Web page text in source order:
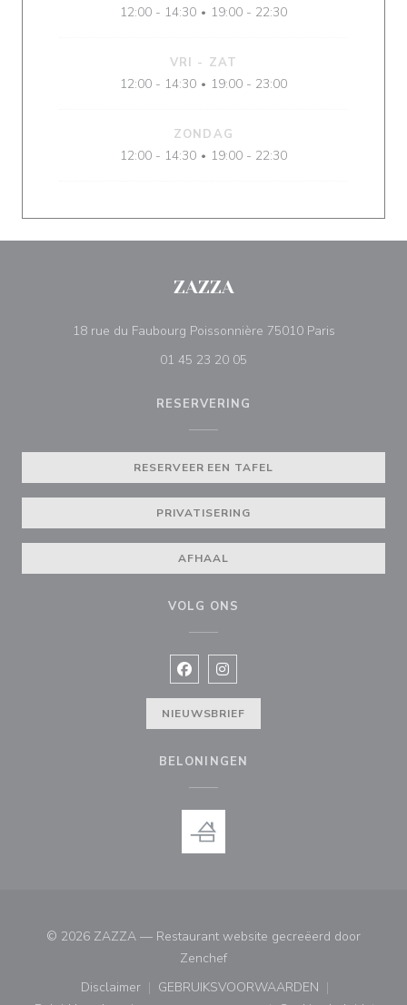
12:00 - 14:30 • 19:00 - 22:30
VRI - ZAT
12:00 - 14:30 • 19:00 - 23:00
ZONDAG
12:00 - 14:30 • 19:00 - 22:30
ZAZZA
18 rue du Faubourg Poissonnière 75010 Paris((opent in
01 45 23 20 05
RESERVERING
RESERVEER EEN TAFEL
PRIVATISERING
AFHAAL
VOLG ONS
Facebook ((opent in een nieuw
Instagram ((opent in een
NIEUWSBRIEF
BELONINGEN
© 2026 ZAZZA — Restaurant website gecreëerd door
Zenchef((opent in een nieuw venster))
Disclaimer
((opent in een nieuw venster))
GEBRUIKSVOORWAARDEN
((opent in een nieuw